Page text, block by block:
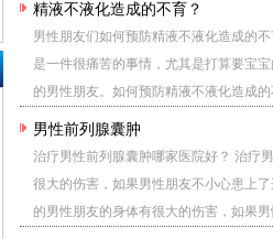
精液不液化造成的不育？
男性朋友们如何预防精液不液化造成的
是一件很痛苦的事情，尤其是打算要
的男性朋友。如何预防精液不液化造成
男性前列腺囊肿
治疗男性前列腺囊肿哪家医院好？ 治疗
很大的伤害，如果男性朋友不小心患
的男性朋友的身体有很大的伤害，如果